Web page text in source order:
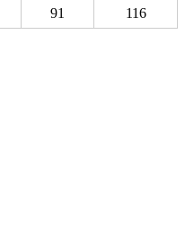
91 116